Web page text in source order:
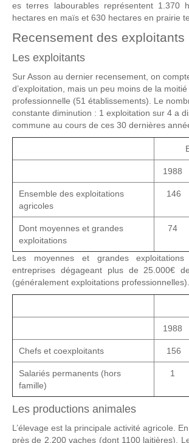
es terres labourables représentent 1.370
hectares en maïs et 630 hectares en prairie
Recensement des exploitants
Les exploitants
Sur Asson au dernier recensement, on
d’exploitation, mais un peu moins de la
professionnelle (51 établissements). Le
constante diminution : 1 exploitation sur 4 a
commune au cours de ces 30 dernières
1988
Ensemble des exploitations
agricoles
146
Dont moyennes et grandes
exploitations
74
Les moyennes et grandes exploitations
entreprises dégageant plus de 25.000€
(généralement exploitations professionnelles).
1988
Chefs et coexploitants 156
Salariés permanents (hors
famille)
1
Les productions animales
L’élevage est la principale activité agricole.
près de 2.200 vaches (dont 1100 laitières).